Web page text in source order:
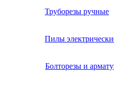
Труборезы ручные
Пилы
Болторезы и